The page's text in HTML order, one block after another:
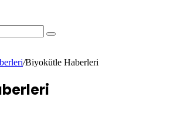
/Biyokütle Haberleri